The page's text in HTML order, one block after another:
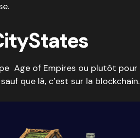
Age of Empires ou plutôt pour
que là, c’est sur la blockchain.